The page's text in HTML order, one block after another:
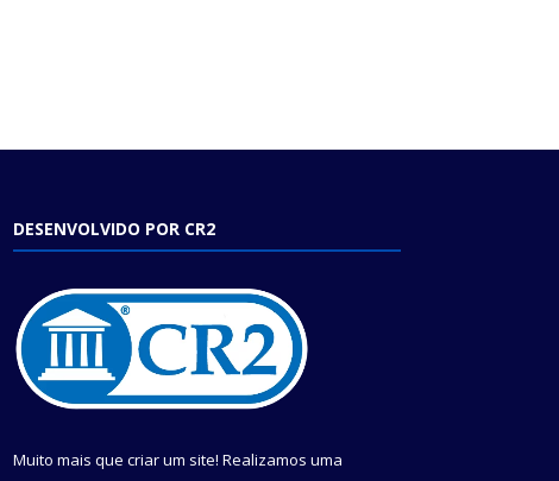
DESENVOLVIDO POR CR2
Muito mais que criar um site! Realizamos uma